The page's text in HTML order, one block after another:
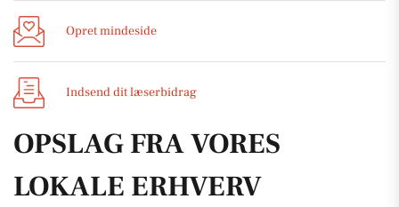
Opret mindeside
Indsend dit læserbidrag
OPSLAG FRA VORES
LOKALE ERHVERV